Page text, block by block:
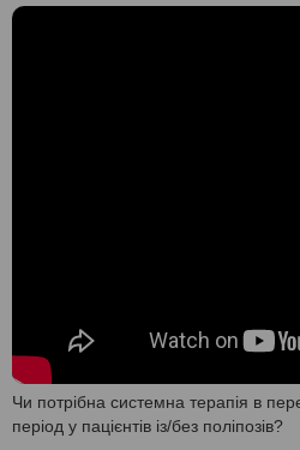
Чи потрібна системна терапія в
період у пацієнтів із/без поліпозів?